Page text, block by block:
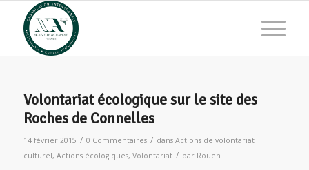
Volontariat écologique sur le site des
Roches de Connelles
14 février 2015 / 0 Commentaires / dans Actions de volontariat
culturel, Actions écologiques, Volontariat / par Rouen